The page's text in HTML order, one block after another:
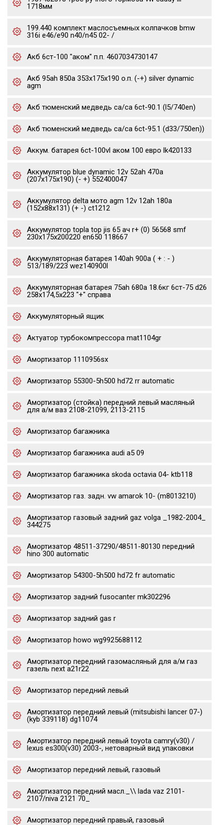
1718мм
199.440 комплект маслосъемных колпачков bmw
316i e46/e90 n40/n45 02- /
Акб 6ст-100 "аком" п.п. 4607034730147
Акб 95ah 850a 353x175x190 о.п. (-+) silver dynamic
agm
Акб тюменский медведь ca/ca 6ct-90.1 (l5/740en)
Акб тюменский медведь ca/ca 6ct-95.1 (d33/750en))
Аккум. батарея 6ct-100vl аком 100 евро lk420133
Аккумулятор blue dynamic 12v 52ah 470a
(207x175x190) (- +) 552400047
Аккумулятор delta мото agm 12v 12ah 180a
(152x88x131) (+ -) ct1212
Аккумулятор topla top jis 65 ач r+ (0) 56568 smf
230x175x200220 en650 118667
Аккумуляторная батарея 140ah 900a ( + : - )
513/189/223 wez140900l
Аккумуляторная батарея 75ah 680a 18.6кг 6ст-75 d26
258x174,5x223 "+" справа
Аккумуляторный ящик
Актуатор турбокомпрессора mat1104gr
Амортизатор 1110956sx
Амортизатор 55300-5h500 hd72 rr automatic
Амортизатор (стойка) передний левый масляный
для а/м ваз 2108-21099, 2113-2115
Амортизатор багажника
Амортизатор багажника audi a5 09
Амортизатор багажника skoda octavia 04- ktb118
Амортизатор газ. задн. vw amarok 10- (m8013210)
Амортизатор газовый задний gaz volga _1982-2004_
344275
Амортизатор 48511-37290/48511-80130 передний
hino 300 automatic
Амортизатор 54300-5h500 hd72 fr automatic
Амортизатор задний fusocanter mk302296
Амортизатор задний gas r
Амортизатор howo wg9925688112
Амортизатор передний газомасляный для а/м газ
газель next a21r22
Амортизатор передний левый
Амортизатор передний левый (mitsubishi lancer 07-)
(kyb 339118) dg11074
Амортизатор передний левый toyota camry(v30) /
lexus es300(v30) 2003-, нетоварный вид упаковки
Амортизатор передний левый, газовый
Амортизатор передний масл._\\ lada vaz 2101-
2107/niva 2121 70_
Амортизатор передний правый, газовый